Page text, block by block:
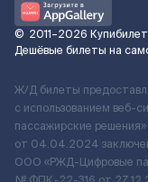
© 2011–2026 Купибилет
Дешёвые билеты на
Ж/Д билеты
с использованием
пассажирские
от 04.04.2024
ООО «РЖД-Цифровые